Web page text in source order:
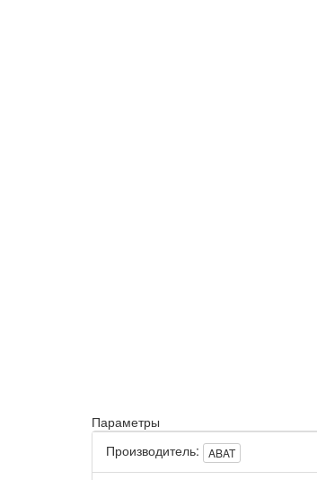
Параметры
Производитель:
ABAT